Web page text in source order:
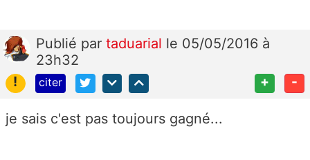
Publié par taduarial le 05/05/2016 à
23h32
!
citer + -
je sais c'est pas toujours gagné...